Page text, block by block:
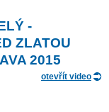
-
ZLATOU
2015
otevřít video